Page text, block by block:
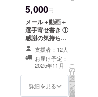
・収録時間：約
10分間 ・提供方
法：メールに
URLを記載しま
す。 ※このリ
ターンは1,000円
のリターンと同
じ内容です。
や、選手達の情
熱が伝わる写真
100枚程度。ア
タックシーン、
トライシーン等
見どころ満載の
スポット動画。
スクール全体で
応援送り出して
くれた壮行会動
画、そして全国
5,000円
メール＋動画＋
選手寄せ書き ①
感謝の気持ちを
込めてお礼メー
ル（データ） ②
芦屋ラグビース
クールオリジナ
ル動画（デー
タ）《予定内
支援者：12人
お届け予定：
2025年11月
詳細を見る
こ
の
リ
タ
ー
ン
を
選